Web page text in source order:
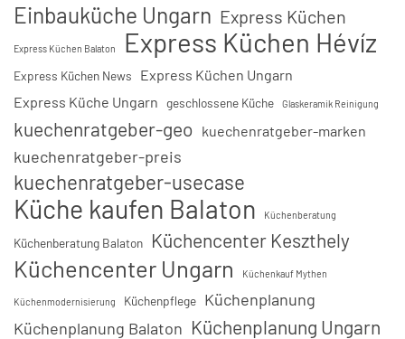
Einbauküche Ungarn Express Küchen
Express Küchen Balaton Express Küchen Hévíz
Express Küchen News
Express Küchen Ungarn
Express Küche Ungarn geschlossene Küche Glaskeramik Reinigung
kuechenratgeber-geo kuechenratgeber-marken
kuechenratgeber-preis
kuechenratgeber-usecase
Küche kaufen Balaton Küchenberatung
Küchenberatung Balaton Küchencenter Keszthely
Küchencenter Ungarn Küchenkauf Mythen
Küchenmodernisierung Küchenpflege Küchenplanung
Küchenplanung Balaton Küchenplanung Ungarn